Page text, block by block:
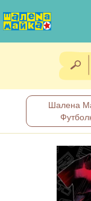
(067) 011
Шалена